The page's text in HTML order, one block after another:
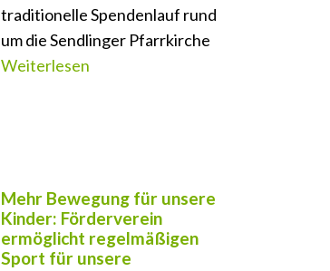
traditionelle Spendenlauf rund
um die Sendlinger Pfarrkirche
Weiterlesen
Mehr Bewegung für unsere
Kinder: Förderverein
ermöglicht regelmäßigen
Sport für unsere